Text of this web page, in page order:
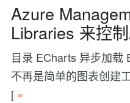
Azure
Libraries 来控
目录 ECharts 异步加载
不再是简单的图表创建
[ »